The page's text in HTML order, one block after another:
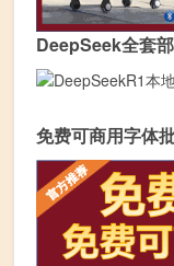
DeepSeek全套
免费可商用字体